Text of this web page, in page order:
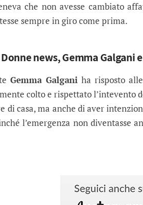
che non avesse cambiato
sempre in giro come prima.
news, Gemma Galgani
Gemma Galganiha risposto
colto e rispettato l’intevento
di casa, ma anche di aver
l’emergenza non diventasse